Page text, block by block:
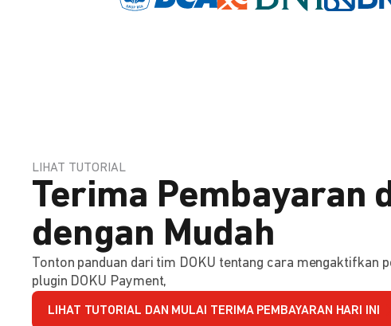
LIHAT TUTORIAL
Terima Pembayaran
dengan Mudah
Tonton panduan dari tim DOKU tentang cara mengaktifkan
plugin DOKU Payment,
LIHAT TUTORIAL DAN MULAI TERIMA PEMBAYARAN HARI INI